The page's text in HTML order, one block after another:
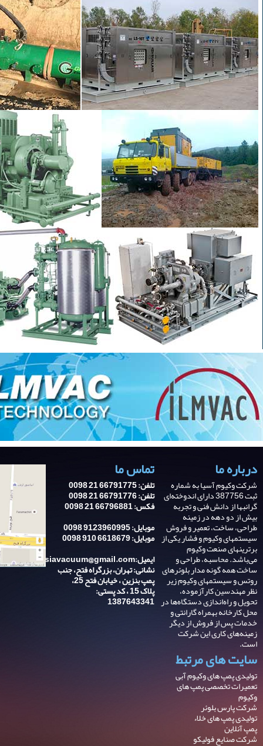
درباره ما
شرکت وکیوم آسیا به شماره
ثبت 387756 دارای اندوخته‌ای
گرانبها از دانش فنی و تجربه‌
بیش از دو دهه در زمینه
طراحی، ساخت، تعمیر و فروش
سیستمهای وکیوم و فشار یکی از
برترینهای صنعت وکیوم
می‌باشد. محاسبه، طراحی و
ساخت همه گونه مدار بلوئرهای
روتس و سیستمهای وکیوم زیر
نظر مهندسین کارآزموده،
تحویل و راه‌اندازی دستگاه‌ها در
محل کارخانه بهمراه گارانتی و
خدمات پس از فروش از دیگر
زمینه‌های کاری این شرکت
است.
سایت های مرتبط
تولیدی پمپ های وکیوم آبی
تعمیرات تخصصی پمپ های
وکیوم
شرکت پارس بلوئر
تولیدی پمپ های خلاء
پمپ آنلاین
شرکت صنایع فولیکو
تماس ما
تلفن: 66791775 21 0098
تلفن: 66791776 21 0098
فکس: 66796881 21 0098
موبایل: 9123960995 0098
موبایل: 6618679 910 0098
ایمیل:asiavacuum@gmail.com
نشانی: تهران، بزرگراه فتح، جنب
پمپ بنزین ، خیابان فتح 25،
پلاک 15 ، کد پستی:
1387643341